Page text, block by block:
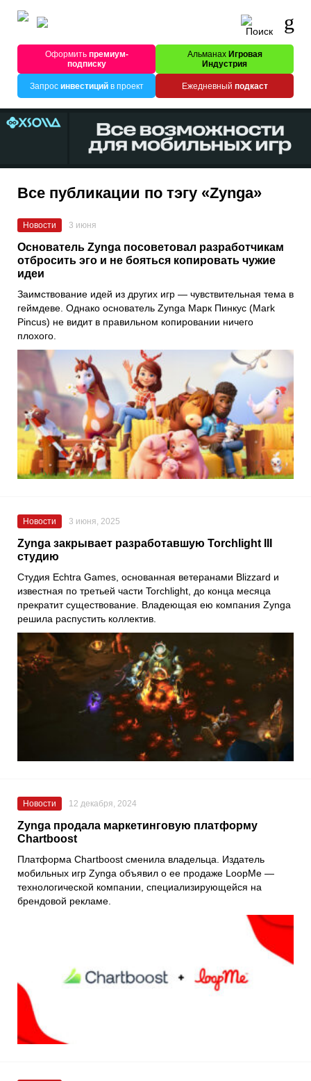
Оформитьпремиум-
подписку
Альманах Игровая
Индустрия
Запрос инвестицийв проект Ежедневный подкаст
Все публикации по тэгу «Zynga»
Новости 3 июня
Основатель Zynga посоветовал разработчикам
отбросить эго и не бояться копировать чужие
идеи
Заимствование идей из других игр — чувствительная тема в
геймдеве. Однако основатель Zynga Марк Пинкус (Mark
Pincus) не видит в правильном копировании ничего
плохого.
Новости 3 июня, 2025
Zynga закрывает разработавшую Torchlight III
студию
Студия Echtra Games, основанная ветеранами Blizzard и
известная по третьей части Torchlight, до конца месяца
прекратит существование. Владеющая ею компания Zynga
решила распустить коллектив.
Новости 12 декабря, 2024
Zynga продала маркетинговую платформу
Chartboost
Платформа Chartboost сменила владельца. Издатель
мобильных игр Zynga объявил о ее продаже LoopMe —
технологической компании, специализирующейся на
брендовой рекламе.